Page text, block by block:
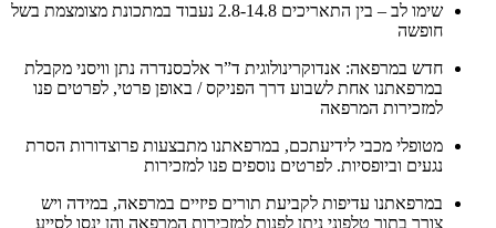
שימו לב – בין התאריכים 2.8-14.8 נעבוד במתכונת מצומצמת בשל
חופשה
חדש במרפאה: אנדוקרינולוגית ד”ר אלכסנדרה נתן וויסני מקבלת
במרפאתנו אחת לשבוע דרך הפניקס / באופן פרטי, לפרטים פנו
למזכירות המרפאה
מטופלי מכבי לידיעתכם, במרפאתנו מתבצעות פרוצדורות הסרת
נגעים וביופסיות. לפרטים נוספים פנו למזכירות
במרפאתנו עדיפות לקביעת תורים פיזיים במרפאה, במידה ויש
צורך בתור טלפוני ניתן לפנות למזכירות המרפאה והן ינסו לסייע